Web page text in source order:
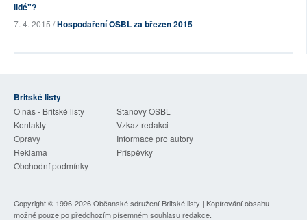
lidé"?
7. 4. 2015 /Hospodaření OSBL za březen 2015
Britské listy
O nás - Britské listy
Stanovy OSBL
Kontakty
Vzkaz redakci
Opravy
Informace pro autory
Reklama
Příspěvky
Obchodní podmínky
Copyright © 1996-2026Občanské sdružení Britské listy | Kopírování obsahu
možné pouze po předchozím písemném souhlasu redakce.